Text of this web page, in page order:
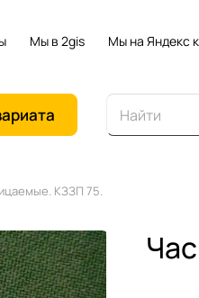
Мы в 2gis Мы на Яндекс
КЗЗП 75.